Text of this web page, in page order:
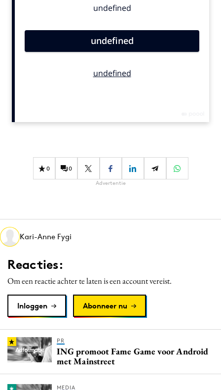
Contentmarketing
Effectiviteit
Gedragsverandering
Martech
Media
Merkstrategie
PR
Programmatic
Reputatie & crisis
0 0
Advertentie
Kari-Anne Fygi
Reacties:
Om een reactie achter te laten is een account vereist.
Inloggen Abonneer nu
PR
ING promoot Fame Game voor Android
met Mainstreet
MEDIA